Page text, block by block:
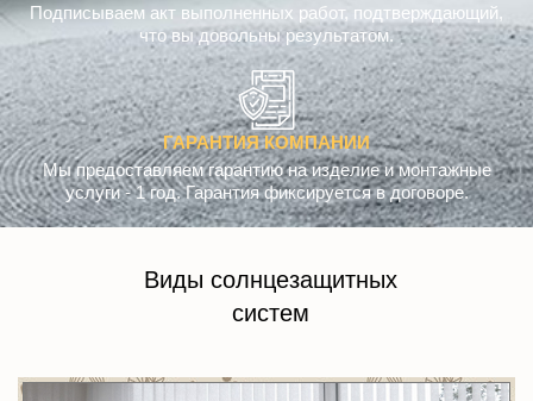
Подписываем акт выполненных работ, подтверждающий,
что вы довольны результатом.
ГАРАНТИЯ КОМПАНИИ
Мы предоставляем гарантию на изделие и монтажные
услуги - 1 год. Гарантия фиксируется в договоре.
Виды солнцезащитных
систем